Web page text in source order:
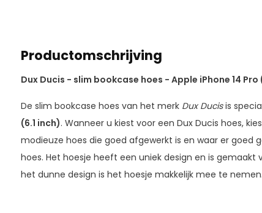
Productomschrijving
Dux Ducis - slim bookcase hoes - Apple iPhone 14 Pro
De slim bookcase hoes van het merk Dux Ducisis
(6.1 inch). Wanneer u kiest voor een Dux Ducis hoes,
modieuze hoes die goed afgewerkt is en waar er goed
hoes. Het hoesje heeft een uniek design en is gemaakt
het dunne design is het hoesje makkelijk mee te nemen.